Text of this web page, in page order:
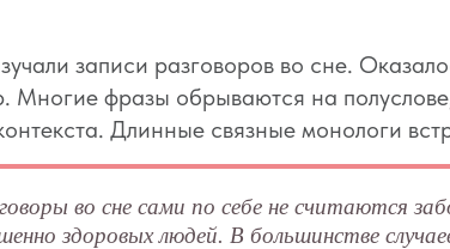
записи разговоров во сне.
Многие фразы обрываются на
Длинные связные монологи
во сне сами по себе не считаются
здоровых людей. В большинстве